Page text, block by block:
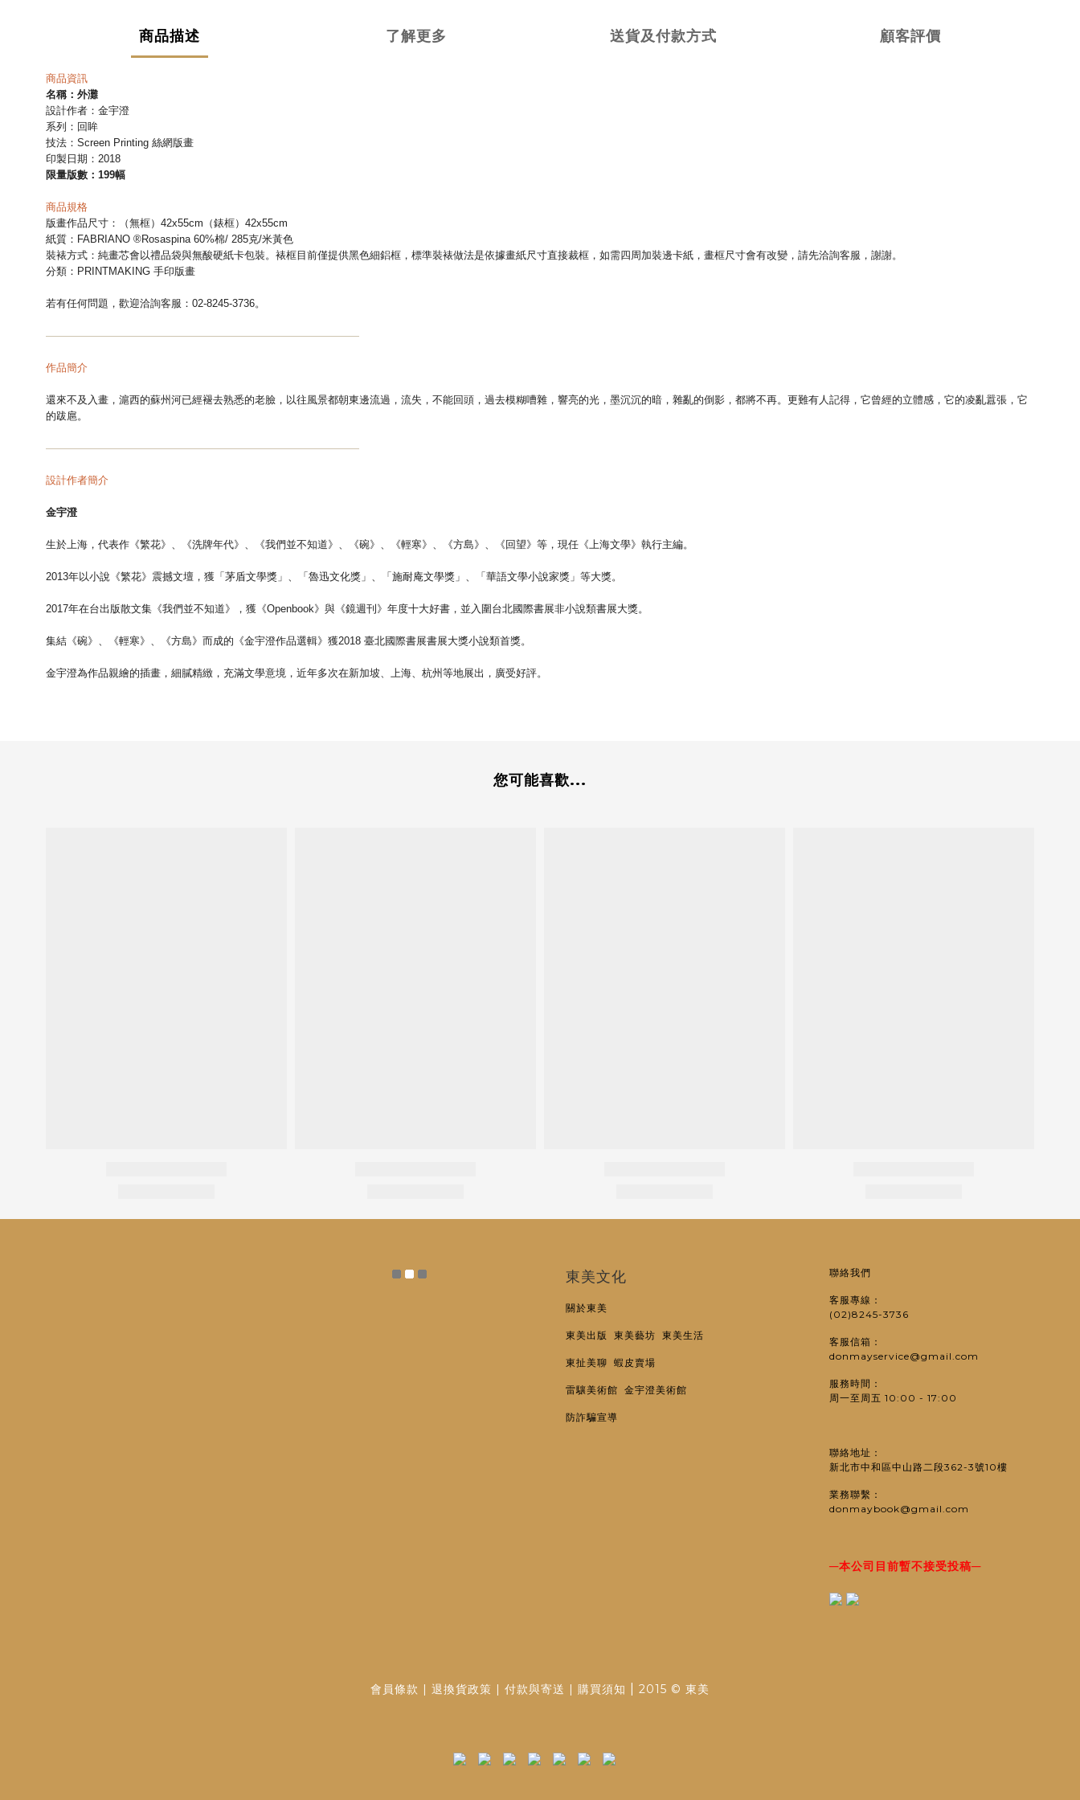
商品描述 了解更多 送貨及付款方式 顧客評價
商品資訊
名稱： 外灘
設計作者：金宇澄
系列：回眸
技法： Screen Printing 絲網版畫
印製日期：2018
限量版數：199幅
商品規格
版畫作品尺寸：（無框） 42x55cm （錶框） 42x55cm
紙質：FABRIANO ®Rosaspina 60%棉/ 285克/米黃色
裝裱方式： 純畫芯會 以禮品袋與無酸硬紙卡包裝。裱框目前僅提供黑色細鋁框，標準裝裱做法是依據畫紙尺寸直接裁框，如需四周加裝邊卡紙，畫框尺寸會有改變，請先洽詢客服，謝謝。
分類：PRINTMAKING 手印版畫
若有任何問題，歡迎洽詢客服：02-8245-3736。
——————————————————————————————
作品簡介
還來不及入畫，滬西的蘇州河已經褪去熟悉的老臉，以往風景都朝東邊流過，流失，不能回頭，過去模糊嘈雜，響亮的光，墨沉沉的暗，雜亂的倒影，都將不再。更難有人記得，它曾經的立體感，它的凌亂囂張，它
的跋扈。
——————————————————————————————
設計作者簡介
金宇澄
生於上海，代表作《繁花》、《洗牌年代》、《我們並不知道》、《碗》、《輕寒》、《方島》、《回望》等，現任《上海文學》執行主編。
2013年以小說《繁花》震撼文壇，獲「茅盾文學獎」、「魯迅文化獎」、「施耐庵文學獎」、「華語文學小說家獎」等大獎。
2017年在台出版散文集《我們並不知道》，獲《Openbook》與《鏡週刊》年度十大好書，並入圍台北國際書展非小說類書展大獎。
集結《碗》、《輕寒》、《方島》而成的《金宇澄作品選輯》獲2018 臺北國際書展書展大獎小說類首獎。
金宇澄為作品親繪的插畫，細膩精緻，充滿文學意境，近年多次在新加坡、上海、杭州等地展出，廣受好評。
您可能喜歡...
東美文化
關於東美
東美出版 東美藝坊 東美生活
東扯美聊 蝦皮賣場
雷驤美術館 金宇澄美術館
防詐騙宣導
聯絡我們
客服專線：
(02)8245-3736
客服信箱：
donmayservice@gmail.com
服務時間：
周一至周五 10:00 - 17:00
聯絡地址：
新北市中和區中山路二段362-3號10樓
業務聯繫：
donmaybook@gmail.com
─本公司目前暫不接受投稿─
會員條款 | 退換貨政策 | 付款與寄送 | 購買須知 2015 © 東美